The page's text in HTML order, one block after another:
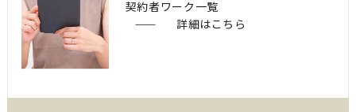
契約者ワーク一覧
詳細はこちら